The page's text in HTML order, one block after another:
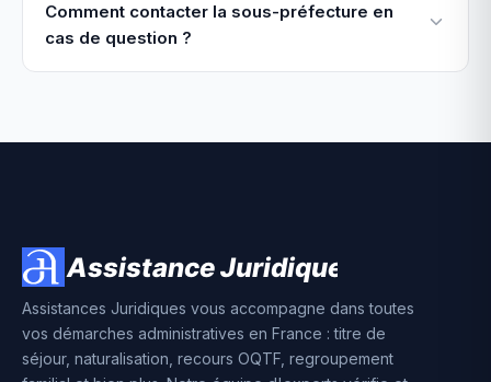
Comment contacter la sous-préfecture en
cas de question ?
Assistances Juridiques vous accompagne dans toutes
vos démarches administratives en France : titre de
séjour, naturalisation, recours OQTF, regroupement